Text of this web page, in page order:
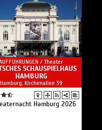
/ Theater
SCHAUSPIELHAUS
HAMBURG
Hamburg, Kirchenallee 39
Hamburg 2026